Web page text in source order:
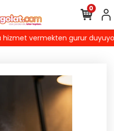
vermekten gurur
0